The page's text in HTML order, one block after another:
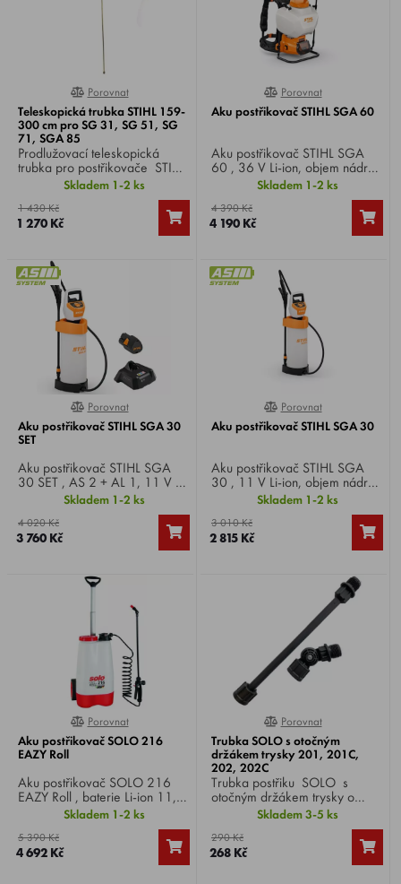
0%
Porovnat
Teleskopická trubka STIHL 159-
300 cm pro SG 31, SG 51, SG
71, SGA 85
Prodlužovací teleskopická
trubka pro postřikovače STIHL
SG 31, SG 51, SG 71 a SGA
85 , délka 159 - 300 cm,
vytahovací, mosazná.
Skladem 1-2 ks
1 430 Kč
1 270 Kč
0%
Porovnat
Aku postřikovač STIHL SGA 60
Aku postřikovač STIHL SGA
60 , 36 V Li-ion, objem nádrže
15 litrů, tlak 4,5 bar, hmotnost
Skladem 1-2 ks
4 390 Kč
4 190 Kč
0%
Porovnat
Aku postřikovač STIHL SGA 30
SET
Aku postřikovač STIHL SGA
30 SET , AS 2 + AL 1, 11 V Li-
ion, objem nádrže 5 litrů, tlak
2,5 bar, hmotnost 2,1 kg.
Skladem 1-2 ks
4 020 Kč
3 760 Kč
0%
Porovnat
Aku postřikovač STIHL SGA 30
Aku postřikovač STIHL SGA
30 , 11 V Li-ion, objem nádrže
5 litrů, tlak 2,5 bar, hmotnost
Skladem 1-2 ks
3 010 Kč
2 815 Kč
0%
Porovnat
Aku postřikovač SOLO 216
EAZY Roll
Aku postřikovač SOLO 216
EAZY Roll , baterie Li-ion 11,1
V / 2,5 Ah, objem nádrže 16
litrů, provozní tlak 2,5 bar,
hmotnost 5 kg.
Skladem 1-2 ks
5 390 Kč
4 692 Kč
0%
Porovnat
Trubka SOLO s otočným
držákem trysky 201, 201C,
202, 202C
Trubka postřiku SOLO s
otočným držákem trysky o
180°, pro ruční
postřikovače SOLO 201,
201C, 202, 202C.
Skladem 3-5 ks
290 Kč
268 Kč